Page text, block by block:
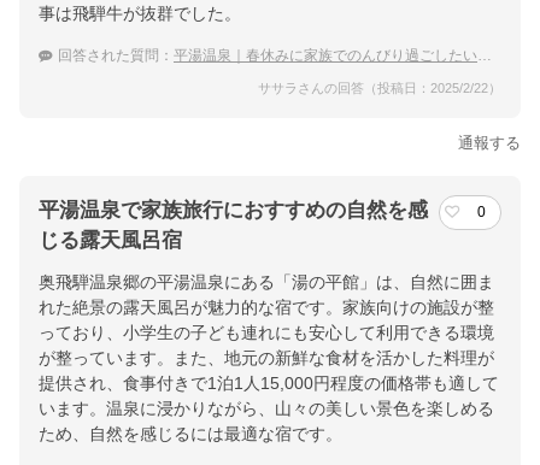
事は飛騨牛が抜群でした。
回答された質問： 平湯温泉｜春休みに家族でのんびり過ごしたい！宿のおすすめは？
ササラさんの回答（投稿日：2025/2/22）
通報する
平湯温泉で家族旅行におすすめの自然を感
じる露天風呂宿
0
奥飛騨温泉郷の平湯温泉にある「湯の平館」は、自然に囲ま
れた絶景の露天風呂が魅力的な宿です。家族向けの施設が整
っており、小学生の子ども連れにも安心して利用できる環境
が整っています。また、地元の新鮮な食材を活かした料理が
提供され、食事付きで1泊1人15,000円程度の価格帯も適して
います。温泉に浸かりながら、山々の美しい景色を楽しめる
ため、自然を感じるには最適な宿です。